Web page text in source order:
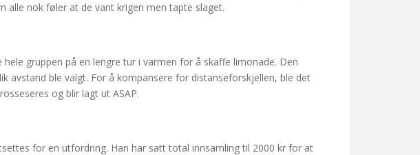
alle nok føler at de vant krigen men tapte slaget.
gruppen på en lengre tur i varmen for å skaffe limonade. Den
avstand ble valgt. For å kompansere for distanseforskjellen, ble det
og blir lagt ut ASAP.
for en utfordring. Han har satt total innsamling til 2000 kr for at